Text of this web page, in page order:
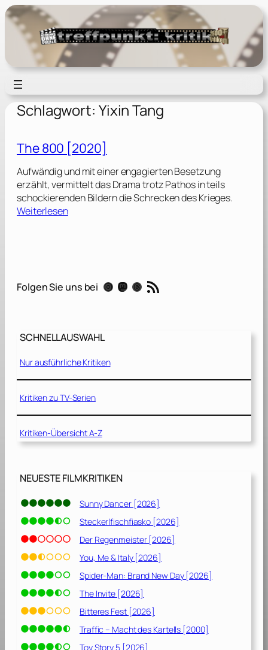
Zum
Inhalt
springen
Schlagwort: Yixin Tang
The 800 [2020]
Aufwändig und mit einer engagierten Besetzung
erzählt, vermittelt das Drama trotz Pathos in teils
schockierenden Bildern die Schrecken des Krieges.
Weiterlesen:
0
2
]
Folgen Sie uns bei Instagram Mastodon Threads RSS-Feed
SCHNELLAUSWAHL
Nur ausführliche Kritiken
Kritiken zu TV-Serien
Kritiken-Übersicht A-Z
NEUESTE FILMKRITIKEN
Sunny Dancer [2026]
Steckerlfischfiasko [2026]
Der Regenmeister [2026]
You, Me & Italy [2026]
Spider-Man: Brand New Day [2026]
The Invite [2026]
Bitteres Fest [2026]
Traffic – Macht des Kartells [2000]
Toy Story 5 [2026]